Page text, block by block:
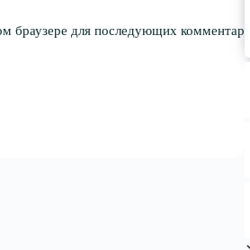
браузере для последующих